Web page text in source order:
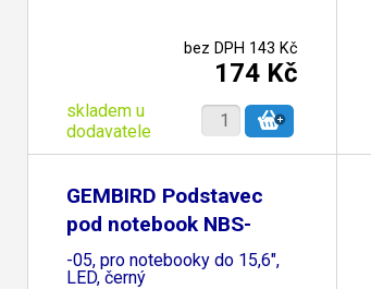
bez DPH 143 Kč
174 Kč
skladem u
dodavatele
GEMBIRD Podstavec
pod notebook NBS-
2F15
-05, pro notebooky do 15,6",
LED, černý